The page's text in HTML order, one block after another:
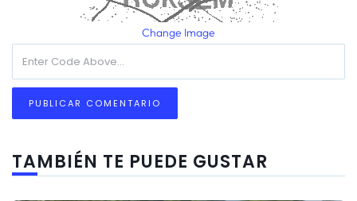
Change Image
TAMBIÉN TE PUEDE GUSTAR